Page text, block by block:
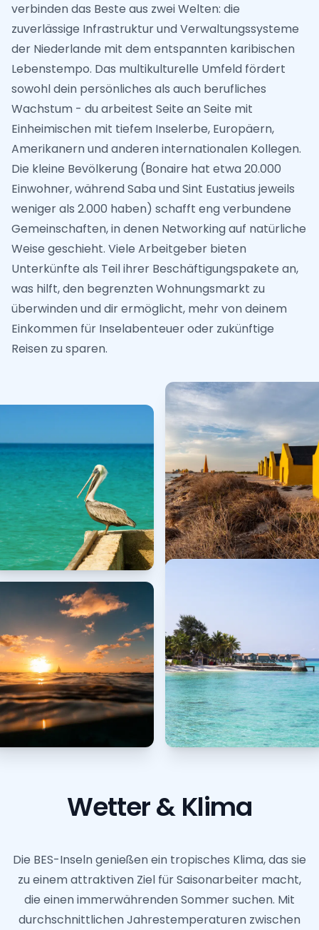
verbinden das Beste aus zwei Welten: die
zuverlässige Infrastruktur und Verwaltungssysteme
der Niederlande mit dem entspannten karibischen
Lebenstempo. Das multikulturelle Umfeld fördert
sowohl dein persönliches als auch berufliches
Wachstum - du arbeitest Seite an Seite mit
Einheimischen mit tiefem Inselerbe, Europäern,
Amerikanern und anderen internationalen Kollegen.
Die kleine Bevölkerung (Bonaire hat etwa 20.000
Einwohner, während Saba und Sint Eustatius jeweils
weniger als 2.000 haben) schafft eng verbundene
Gemeinschaften, in denen Networking auf natürliche
Weise geschieht. Viele Arbeitgeber bieten
Unterkünfte als Teil ihrer Beschäftigungspakete an,
was hilft, den begrenzten Wohnungsmarkt zu
überwinden und dir ermöglicht, mehr von deinem
Einkommen für Inselabenteuer oder zukünftige
Reisen zu sparen.
Wetter & Klima
Die BES-Inseln genießen ein tropisches Klima, das sie
zu einem attraktiven Ziel für Saisonarbeiter macht,
die einen immerwährenden Sommer suchen. Mit
durchschnittlichen Jahrestemperaturen zwischen